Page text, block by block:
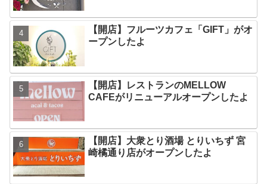
【開店】フルーツカフェ「GIFT」がオ
ープンしたよ
【開店】レストランのMELLOW
CAFEがリニューアルオープンしたよ
【開店】大衆とり酒場 とりいちず 宮
崎橘通り店がオープンしたよ